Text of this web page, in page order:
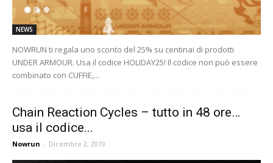
NEWS
NOWRUN ti regala uno sconto del 25% su centinai di prodotti
UNDER ARMOUR. Usa il codice HOLIDAY25! Il codice non può essere
combinato con CUFFIE,...
Chain Reaction Cycles – tutto in 48 ore…
usa il codice...
Nowrun - Dicembre 2, 2019